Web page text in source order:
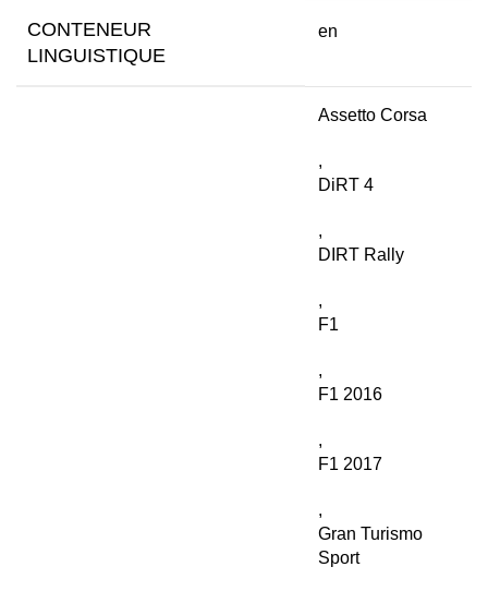
CONTENEUR
LINGUISTIQUE
en
Assetto Corsa
,
DiRT 4
,
DIRT Rally
,
F1
,
F1 2016
,
F1 2017
,
Gran Turismo
Sport